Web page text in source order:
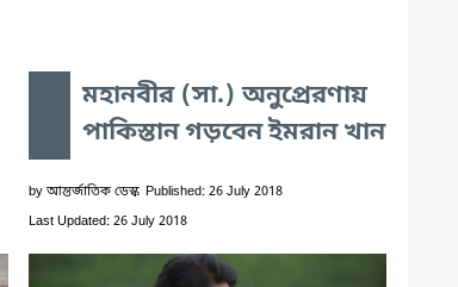
মহানবীর (সা.) অনুপ্রেরণায়
পাকিস্তান গড়বেন ইমরান খান
by আন্তর্জাতিক ডেস্ক Published: 26 July 2018
Last Updated: 26 July 2018